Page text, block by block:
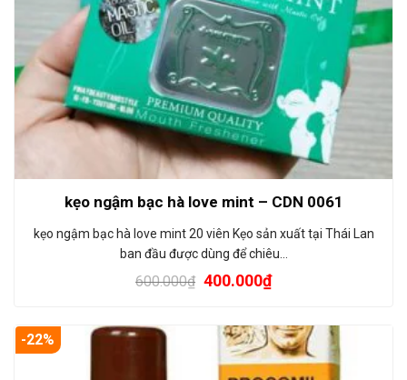
kẹo ngậm bạc hà love mint – CDN 0061
kẹo ngậm bạc hà love mint 20 viên Kẹo sản xuất tại Thái Lan
ban đầu được dùng để chiêu…
600.000₫ 400.000₫
-22%